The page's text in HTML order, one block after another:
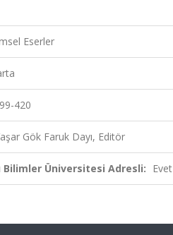
Eserler
420
Gök Faruk Dayı, Editör
Bilimler Üniversitesi Adresli: Evet